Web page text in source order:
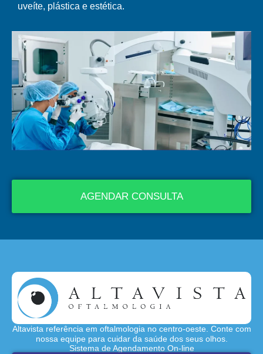
uveíte, plástica e estética.
AGENDAR CONSULTA
Altavista referência em oftalmologia no centro-oeste. Conte com
nossa equipe para cuidar da saúde dos seus olhos.
Sistema de Agendamento On-line